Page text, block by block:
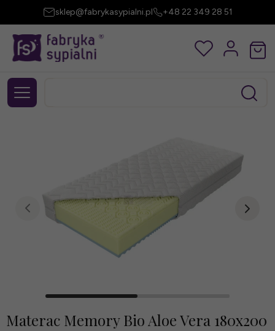
sklep@fabrykasypialni.pl +48 22 349 28 51
Materac Memory Bio Aloe Vera 180x200